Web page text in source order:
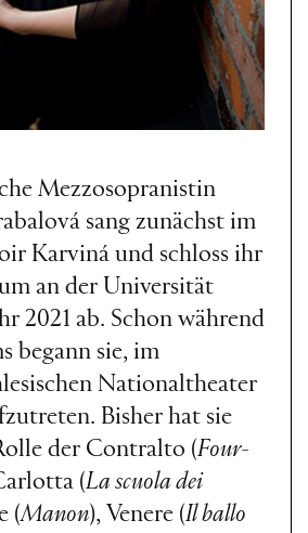
Mezzosopranistin
sang zunächst im
Karviná und schloss ihr
an der Universität
2021 ab. Schon während
begann sie, im
Nationaltheater
Bisher hat sie
der Contralto (Four-
(La scuola dei
(Manon), Venere (Il ballo